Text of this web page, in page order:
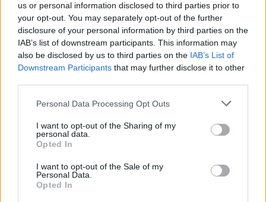
us or personal information disclosed to third parties prior to
your opt-out. You may separately opt-out of the further
disclosure of your personal information by third parties on the
IAB’s list of downstream participants. This information may
also be disclosed by us to third parties on the IAB’s List of
Downstream Participants that may further disclose it to other
Personal Data Processing Opt Outs
I want to opt-out of the Sharing of my
personal data.
Opted In
I want to opt-out of the Sale of my
Personal Data.
Opted In